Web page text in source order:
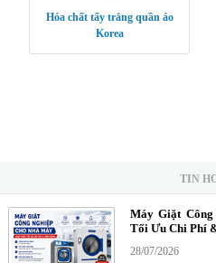
Hóa chất tẩy trắng quần áo
Korea
TIN
Máy Giặt
Tối Ưu Chi Phí
28/07/2026